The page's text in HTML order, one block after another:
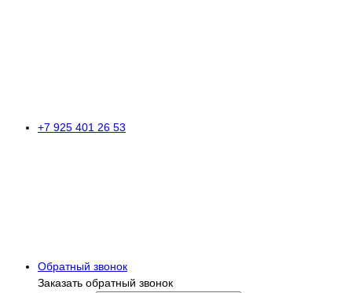
+7 925 401 26 53
Обратный звонок
Заказать обратный звонок